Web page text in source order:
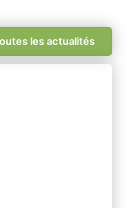
les actualités